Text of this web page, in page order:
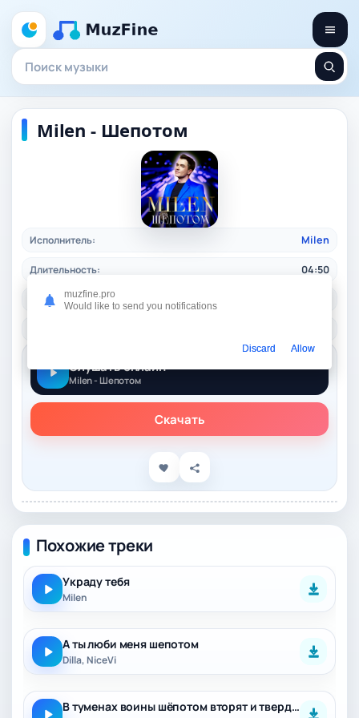
Milen - Шепотом
Исполнитель: Milen
Длительность: 04:50
Качество:
Слушать онлайн
Milen - Шепотом
Скачать
Похожие треки
Украду тебя
Milen
А ты люби меня шепотом
Dilla, NiceVi
В туменах воины шёпотом вторят и твердят
muzfine.pro
Would like to send you notifications
Discard Allow